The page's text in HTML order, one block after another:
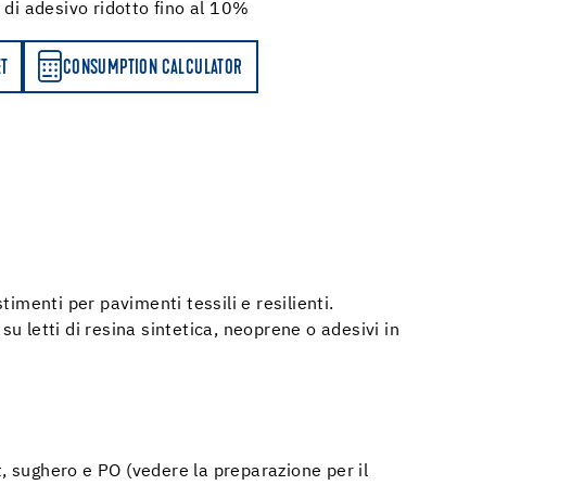
di adesivo ridotto fino al 10%
CONSUMPTION CALCULATOR
per pavimenti tessili e resilienti.
letti di resina sintetica, neoprene o adesivi in
e PO (vedere la preparazione per il